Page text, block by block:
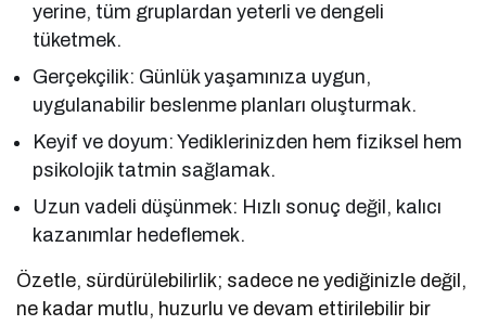
yerine, tüm gruplardan yeterli ve dengeli
tüketmek.
Gerçekçilik: Günlük yaşamınıza uygun,
uygulanabilir beslenme planları oluşturmak.
Keyif ve doyum: Yediklerinizden hem fiziksel hem
psikolojik tatmin sağlamak.
Uzun vadeli düşünmek: Hızlı sonuç değil, kalıcı
kazanımlar hedeflemek.
Özetle, sürdürülebilirlik; sadece ne yediğinizle değil,
ne kadar mutlu, huzurlu ve devam ettirilebilir bir